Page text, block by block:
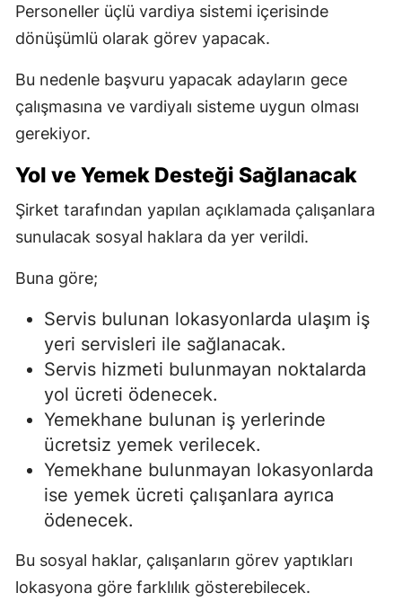
Personeller üçlü vardiya sistemi içerisinde
dönüşümlü olarak görev yapacak.
Bu nedenle başvuru yapacak adayların gece
çalışmasına ve vardiyalı sisteme uygun olması
gerekiyor.
Yol ve Yemek Desteği Sağlanacak
Şirket tarafından yapılan açıklamada çalışanlara
sunulacak sosyal haklara da yer verildi.
Buna göre;
Servis bulunan lokasyonlarda ulaşım iş
yeri servisleri ile sağlanacak.
Servis hizmeti bulunmayan noktalarda
yol ücreti ödenecek.
Yemekhane bulunan iş yerlerinde
ücretsiz yemek verilecek.
Yemekhane bulunmayan lokasyonlarda
ise yemek ücreti çalışanlara ayrıca
ödenecek.
Bu sosyal haklar, çalışanların görev yaptıkları
lokasyona göre farklılık gösterebilecek.